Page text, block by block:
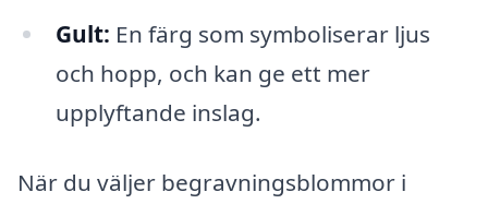
Gult: En färg som symboliserar ljus
och hopp, och kan ge ett mer
upplyftande inslag.
När du väljer begravningsblommor i